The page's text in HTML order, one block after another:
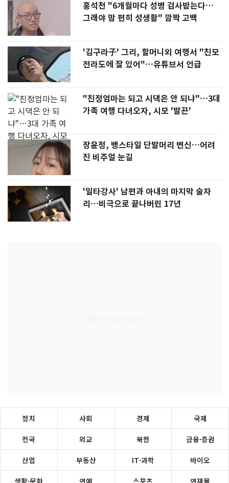
홍석천 "6개월마다 성병 검사받는다…
그래야 맘 편히 성생활" 깜짝 고백
'김구라子' 그리, 할머니외 여행서 "친모
전라도에 잘 있어"…유튜브서 언급
"친정엄마는 되고 시댁은 안 되냐"…3대
가족 여행 다녀오자, 시모 '발끈'
장윤정, 뱅스타일 단발머리 변신…어려
진 비주얼 눈길
'일타강사' 남편과 아내의 마지막 술자
리…비극으로 끝나버린 17년
정치 사회 경제 국제
전국 외교 북한 금융·증권
산업 부동산 IT·과학 바이오